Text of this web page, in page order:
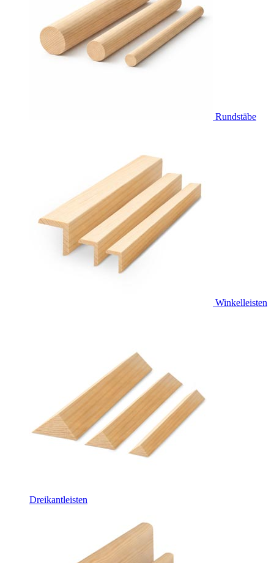
Rundstäbe
Winkelleisten
Dreikantleisten